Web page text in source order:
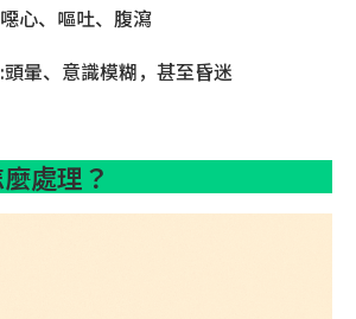
心、嘔吐、腹瀉
暈、意識模糊，甚至昏迷
處理？